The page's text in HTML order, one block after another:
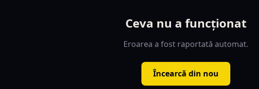
Ceva nu a funcționat
Eroarea a fost raportată automat.
Încearcă din nou